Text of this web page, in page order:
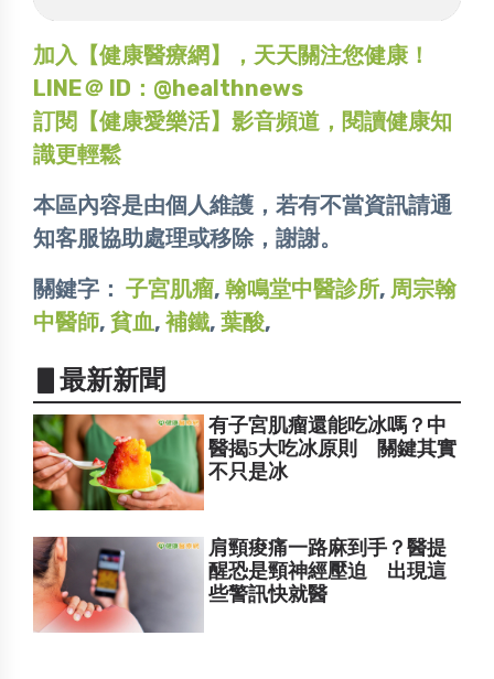
加入【健康醫療網】，天天關注您健康！
LINE＠ ID：@healthnews
訂閱【健康愛樂活】影音頻道，閱讀健康知
識更輕鬆
本區內容是由個人維護，若有不當資訊請通
知客服協助處理或移除，謝謝。
關鍵字： 子宮肌瘤, 翰鳴堂中醫診所, 周宗翰
中醫師, 貧血, 補鐵, 葉酸,
▋最新新聞
有子宮肌瘤還能吃冰嗎？中
醫揭5大吃冰原則 關鍵其實
不只是冰
肩頸痠痛一路麻到手？醫提
醒恐是頸神經壓迫 出現這
些警訊快就醫